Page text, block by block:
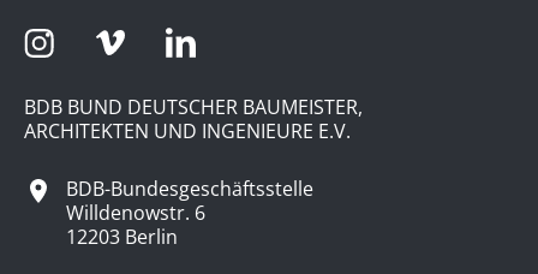
BDB BUND DEUTSCHER BAUMEISTER,
ARCHITEKTEN UND INGENIEURE E.V.
BDB-Bundesgeschäftsstelle
Willdenowstr. 6
12203 Berlin